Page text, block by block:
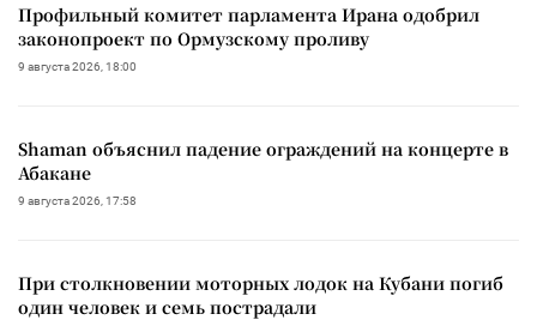
Профильный комитет парламента Ирана одобрил
законопроект по Ормузскому проливу
9 августа 2026, 18:00
Shaman объяснил падение ограждений на концерте в
Абакане
9 августа 2026, 17:58
При столкновении моторных лодок на Кубани погиб
один человек и семь пострадали